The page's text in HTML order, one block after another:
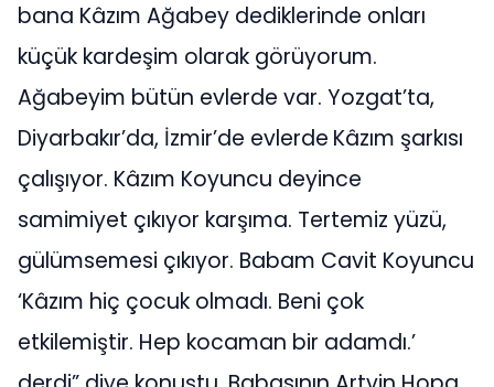
bana Kâzım Ağabey dediklerinde onları
küçük kardeşim olarak görüyorum.
Ağabeyim bütün evlerde var. Yozgat’ta,
Diyarbakır’da, İzmir’de evlerde Kâzım şarkısı
çalışıyor. Kâzım Koyuncu deyince
samimiyet çıkıyor karşıma. Tertemiz yüzü,
gülümsemesi çıkıyor. Babam Cavit Koyuncu
‘Kâzım hiç çocuk olmadı. Beni çok
etkilemiştir. Hep kocaman bir adamdı.’